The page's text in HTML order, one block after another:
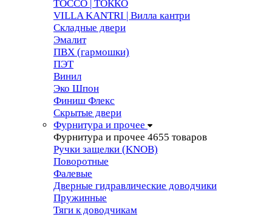
TOCCO | ТОККО
VILLA KANTRI | Вилла кантри
Складные двери
Эмалит
ПВХ (гармошки)
ПЭТ
Винил
Эко Шпон
Финиш Флекс
Скрытые двери
Фурнитура и прочее
Фурнитура и прочее 4655 товаров
Ручки защелки (KNOB)
Поворотные
Фалевые
Дверные гидравлические доводчики
Пружинные
Тяги к доводчикам